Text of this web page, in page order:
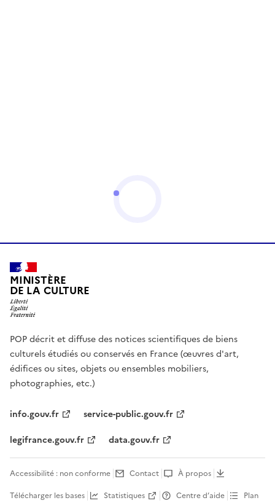
MINISTÈRE
DE LA CULTURE
POP décrit et diffuse des notices scientifiques de biens
culturels étudiés ou conservés en France (œuvres d'art,
édifices ou sites, objets ou ensembles mobiliers,
photographies, etc.)
info.gouv.fr
service-public.gouv.fr
legifrance.gouv.fr
data.gouv.fr
Accessibilité : non conforme Contact
À propos
Télécharger les bases
Statistiques Centre d’aide Plan